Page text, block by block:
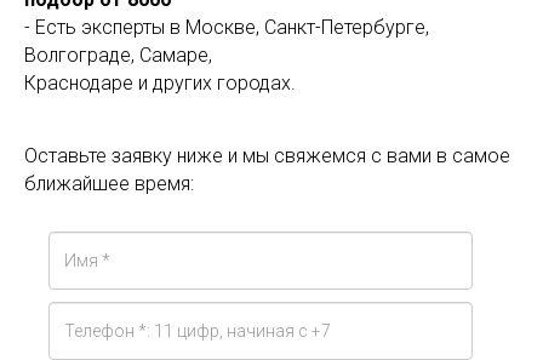
- Есть эксперты в Москве, Санкт-Петербурге,
Волгограде, Самаре,
Краснодаре и других городах.
Оставьте заявку ниже и мы свяжемся с вами в самое
ближайшее время: